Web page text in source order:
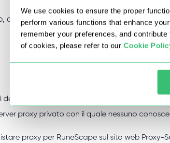
We use cookies to ensure the proper
perform various functions that enhance
remember your preferences, and
of cookies, please refer to our Cookie
quando potrò usare i proxy?
del gioco online RuneScape hanno
proxy privato con il quale nessuno
proxy per RuneScape sul sito web